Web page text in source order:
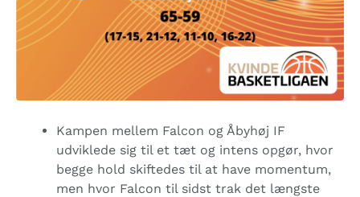
Kampen mellem Falcon og Åbyhøj IF
udviklede sig til et tæt og intens opgør, hvor
begge hold skiftedes til at have momentum,
men hvor Falcon til sidst trak det længste